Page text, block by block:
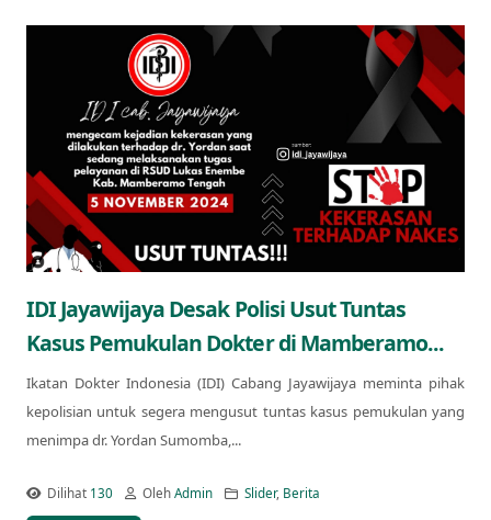
IDI Jayawijaya Desak Polisi Usut Tuntas
Kasus Pemukulan Dokter di Mamberamo...
Ikatan Dokter Indonesia (IDI) Cabang Jayawijaya meminta pihak
kepolisian untuk segera mengusut tuntas kasus pemukulan yang
menimpa dr. Yordan Sumomba,...
Dilihat 130 OlehAdmin Slider, Berita